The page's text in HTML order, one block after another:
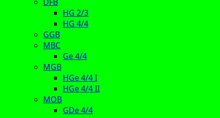
HG 2/3
HG 4/4
GGB
MBC
Ge 4/4
MGB
HGe 4/4 I
HGe 4/4 II
MOB
GDe 4/4